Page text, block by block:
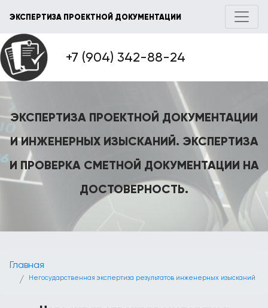
ЭКСПЕРТИЗА ПРОЕКТНОЙ ДОКУМЕНТАЦИИ
+7 (904) 342-88-24
ЭКСПЕРТИЗА ПРОЕКТНОЙ ДОКУМЕНТАЦИИ
И ИНЖЕНЕРНЫХ ИЗЫСКАНИЙ. ЭКСПЕРТИЗА
И ПРОВЕРКА СМЕТНОЙ ДОКУМЕНТАЦИИ НА
ДОСТОВЕРНОСТЬ.
Главная
Негосударственная экспертиза результатов инженерных изысканий